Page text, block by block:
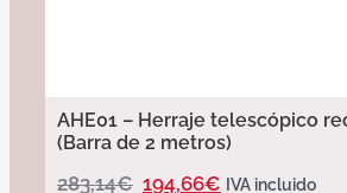
AHE01 – Herraje telescópico
(Barra de 2 metros)
283,14€ 194,66€ IVA incluido